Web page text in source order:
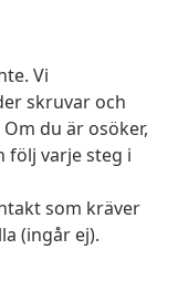
Vi
skruvar och
du är osöker,
följ varje steg i
som kräver
(ingår ej).